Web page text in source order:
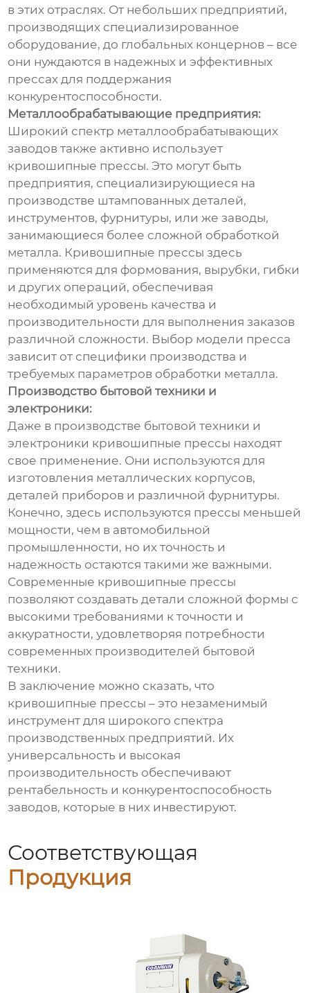
в этих отраслях. От небольших предприятий,
производящих специализированное
оборудование, до глобальных концернов – все
они нуждаются в надежных и эффективных
прессах для поддержания
конкурентоспособности.
Металлообрабатывающие предприятия:
Широкий спектр металлообрабатывающих
заводов также активно использует
кривошипные прессы. Это могут быть
предприятия, специализирующиеся на
производстве штампованных деталей,
инструментов, фурнитуры, или же заводы,
занимающиеся более сложной обработкой
металла. Кривошипные прессы здесь
применяются для формования, вырубки, гибки
и других операций, обеспечивая
необходимый уровень качества и
производительности для выполнения заказов
различной сложности. Выбор модели пресса
зависит от специфики производства и
требуемых параметров обработки металла.
Производство бытовой техники и
электроники:
Даже в производстве бытовой техники и
электроники кривошипные прессы находят
свое применение. Они используются для
изготовления металлических корпусов,
деталей приборов и различной фурнитуры.
Конечно, здесь используются прессы меньшей
мощности, чем в автомобильной
промышленности, но их точность и
надежность остаются такими же важными.
Современные кривошипные прессы
позволяют создавать детали сложной формы с
высокими требованиями к точности и
аккуратности, удовлетворяя потребности
современных производителей бытовой
техники.
В заключение можно сказать, что
кривошипные прессы – это незаменимый
инструмент для широкого спектра
производственных предприятий. Их
универсальность и высокая
производительность обеспечивают
рентабельность и конкурентоспособность
заводов, которые в них инвестируют.
Соответствующая
Продукция